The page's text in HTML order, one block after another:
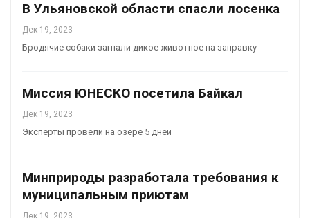
В Ульяновской области спасли лосенка
Дек 19, 2023
Бродячие собаки загнали дикое животное на заправку
Миссия ЮНЕСКО посетила Байкал
Дек 19, 2023
Эксперты провели на озере 5 дней
Минприроды разработала требования к
муниципальным приютам